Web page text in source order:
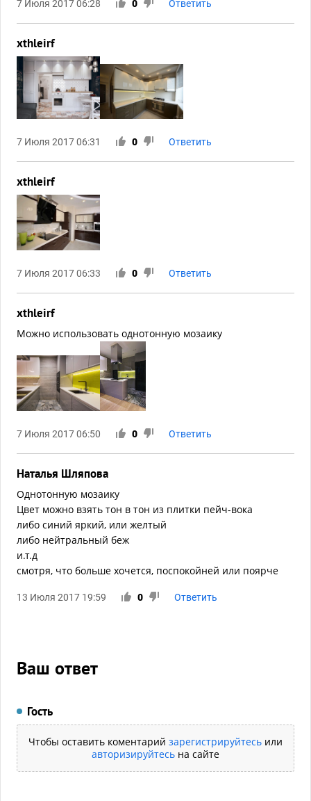
7 Июля 2017 06:28 0 Ответить
xthleirf
7 Июля 2017 06:31 0 Ответить
xthleirf
7 Июля 2017 06:33 0 Ответить
xthleirf
Можно использовать однотонную мозаику
7 Июля 2017 06:50 0 Ответить
Наталья Шляпова
Однотонную мозаику
Цвет можно взять тон в тон из плитки пейч-вока
либо синий яркий, или желтый
либо нейтральный беж
и.т.д
смотря, что больше хочется, поспокойней или поярче
13 Июля 2017 19:59 0 Ответить
Ваш ответ
Гость
Чтобы оставить коментарий зарегистрируйтесь или
авторизируйтесь на сайте